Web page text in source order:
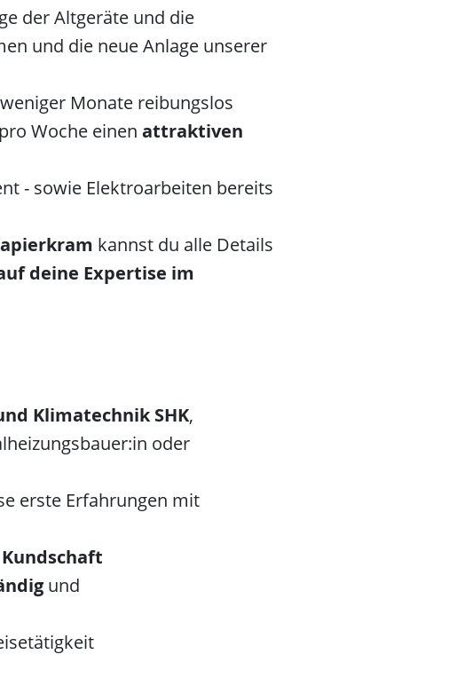
der Altgeräte und die
und die neue Anlage unserer
Monate reibungslos
Woche einen attraktiven
- sowie Elektroarbeiten bereits
kannst du alle Details
deine Expertise im
Klimatechnik SHK,
oder
erste Erfahrungen mit
und